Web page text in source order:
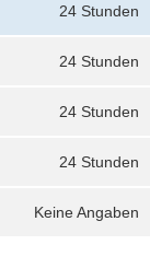
24 Stunden
24 Stunden
24 Stunden
24 Stunden
Keine Angaben